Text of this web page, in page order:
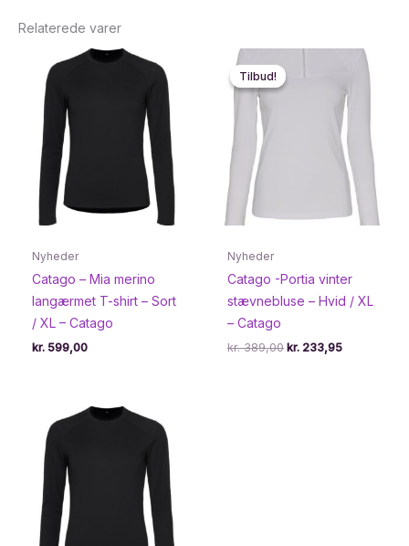
Relaterede varer
Nyheder
Catago – Mia merino
langærmet T-shirt – Sort
/ XL – Catago
kr. 599,00
Tilbud!
Tilbud!
Nyheder
Catago -Portia vinter
stævnebluse – Hvid / XL
– Catago
kr.389,00 Den
kr. 233,95Den